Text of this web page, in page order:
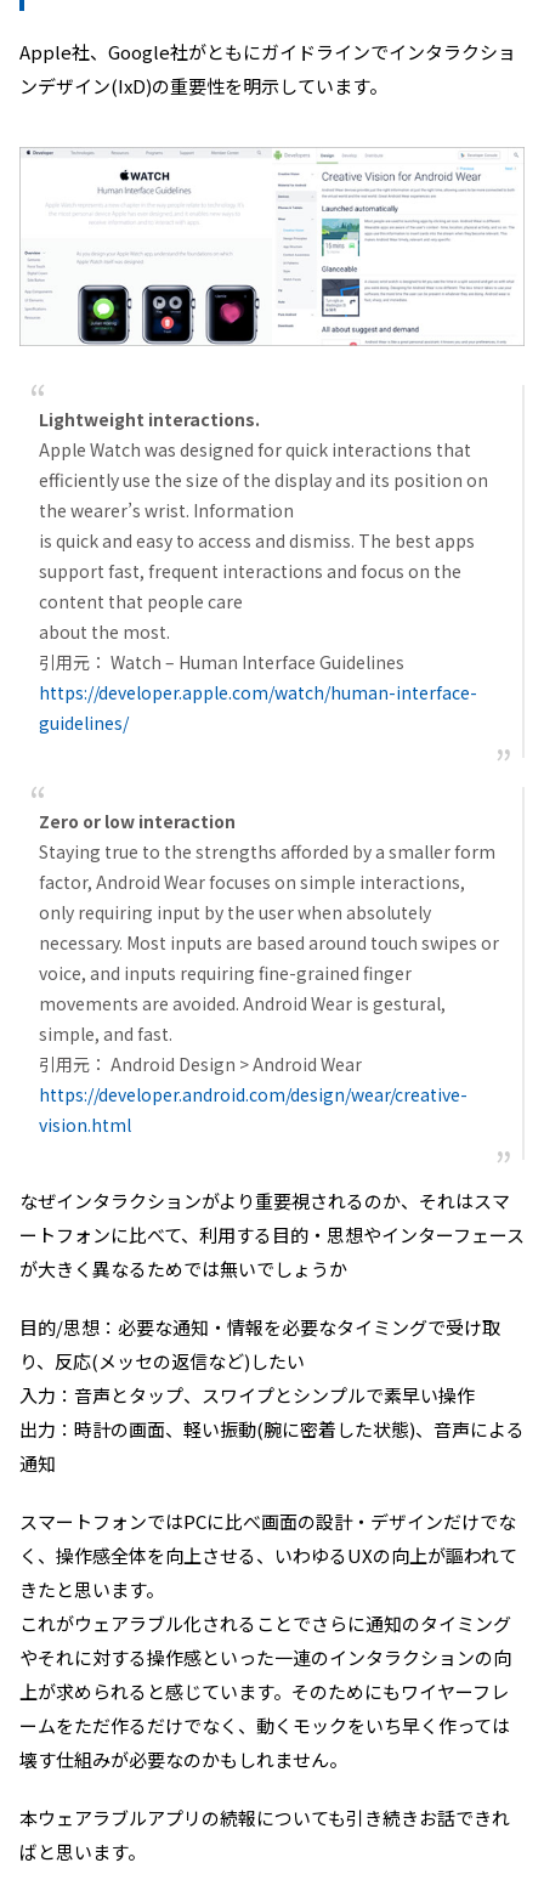
Apple社、Google社がともにガイドラインでインタラクショ
ンデザイン(IxD)の重要性を明示しています。
Lightweight interactions.
Apple Watch was designed for quick interactions that
efficiently use the size of the display and its position on
the wearer’s wrist. Information
is quick and easy to access and dismiss. The best apps
support fast, frequent interactions and focus on the
content that people care
about the most.
引用元： Watch – Human Interface Guidelines
https://developer.apple.com/watch/human-interface-
guidelines/
Zero or low interaction
Staying true to the strengths afforded by a smaller form
factor, Android Wear focuses on simple interactions,
only requiring input by the user when absolutely
necessary. Most inputs are based around touch swipes or
voice, and inputs requiring fine-grained finger
movements are avoided. Android Wear is gestural,
simple, and fast.
引用元： Android Design > Android Wear
https://developer.android.com/design/wear/creative-
vision.html
なぜインタラクションがより重要視されるのか、それはスマ
ートフォンに比べて、利用する目的・思想やインターフェース
が大きく異なるためでは無いでしょうか
目的/思想：必要な通知・情報を必要なタイミングで受け取
り、反応(メッセの返信など)したい
入力：音声とタップ、スワイプとシンプルで素早い操作
出力：時計の画面、軽い振動(腕に密着した状態)、音声による
通知
スマートフォンではPCに比べ画面の設計・デザインだけでな
く、操作感全体を向上させる、いわゆるUXの向上が謳われて
きたと思います。
これがウェアラブル化されることでさらに通知のタイミング
やそれに対する操作感といった一連のインタラクションの向
上が求められると感じています。そのためにもワイヤーフレ
ームをただ作るだけでなく、動くモックをいち早く作っては
壊す仕組みが必要なのかもしれません。
本ウェアラブルアプリの続報についても引き続きお話できれ
ばと思います。